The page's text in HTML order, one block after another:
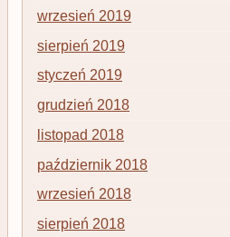
wrzesień 2019
sierpień 2019
styczeń 2019
grudzień 2018
listopad 2018
październik 2018
wrzesień 2018
sierpień 2018